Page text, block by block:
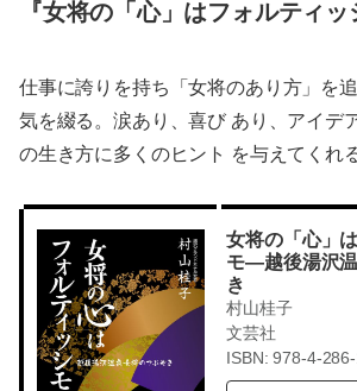
『女将の「心」はフォルティ
仕事に誇りを持ち「女将のあり方」を
気を綴る。涙あり、喜び あり、アイデ
の生き方に多くのヒント を与えてくれる
女将の「心」
モ―越後湯沢
き
村山桂子
文芸社
ISBN: 978-4-